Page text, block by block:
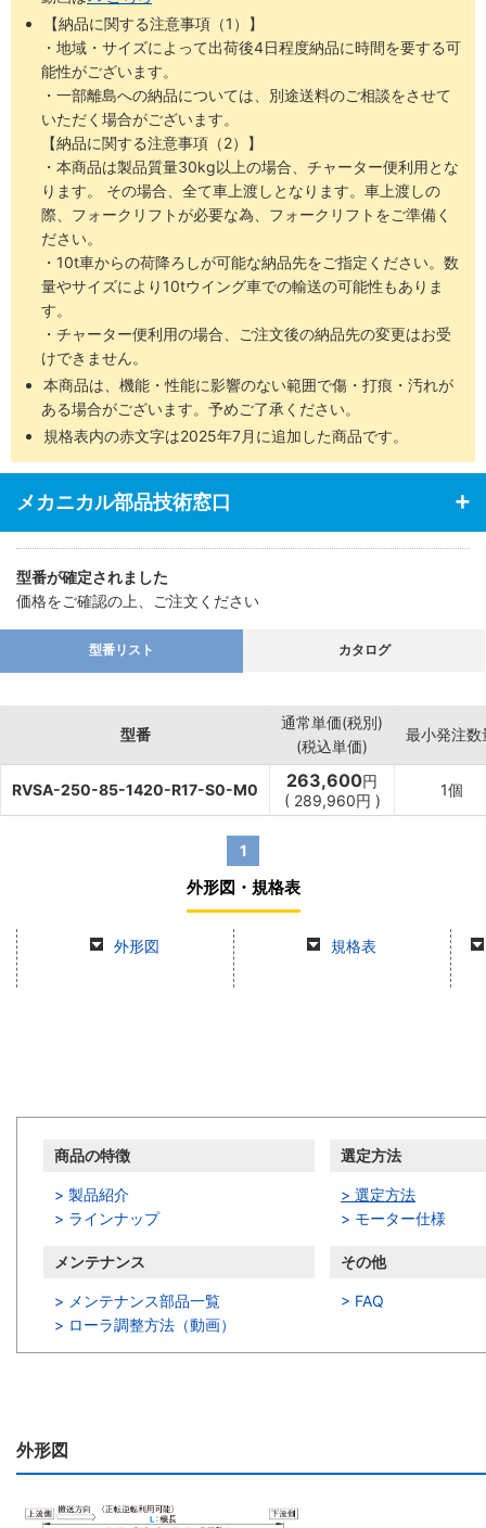
【納品に関する注意事項（1）】
・地域・サイズによって出荷後4日程度納品に時間を要する可
能性がございます。
・一部離島への納品については、別途送料のご相談をさせて
いただく場合がございます。
【納品に関する注意事項（2）】
・本商品は製品質量30kg以上の場合、チャーター便利用とな
ります。 その場合、全て車上渡しとなります。車上渡しの
際、フォークリフトが必要な為、フォークリフトをご準備く
ださい。
・10t車からの荷降ろしが可能な納品先をご指定ください。数
量やサイズにより10tウイング車での輸送の可能性もありま
す。
・チャーター便利用の場合、ご注文後の納品先の変更はお受
けできません。
本商品は、機能・性能に影響のない範囲で傷・打痕・汚れが
ある場合がございます。予めご了承ください。
規格表内の赤文字は2025年7月に追加した商品です。
メカニカル部品技術窓口
型番が確定されました
価格をご確認の上、ご注文ください
型番リスト カタログ
型番
通常単価(税別)
(税込単価)
最小発注数
RVSA-250-85-1420-R17-S0-M0 263,600円
( 289,960円 )
1個
1
外形図・規格表
外形図 規格表
商品の特徴
> 製品紹介
> ラインナップ
選定方法
> 選定方法
> モーター仕様
メンテナンス
> メンテナンス部品一覧
> ローラ調整方法（動画）
その他
> FAQ
外形図